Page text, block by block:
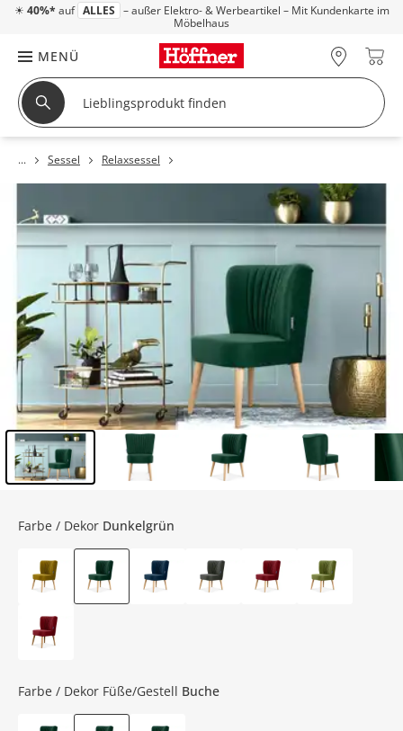
☀ 40%* auf ALLES – außer Elektro- & Werbeartikel – Mit Kundenkarte im
Möbelhaus
MENÜ
Sessel Relaxsessel
Farbe / Dekor Dunkelgrün
Farbe / Dekor Füße/Gestell Buche